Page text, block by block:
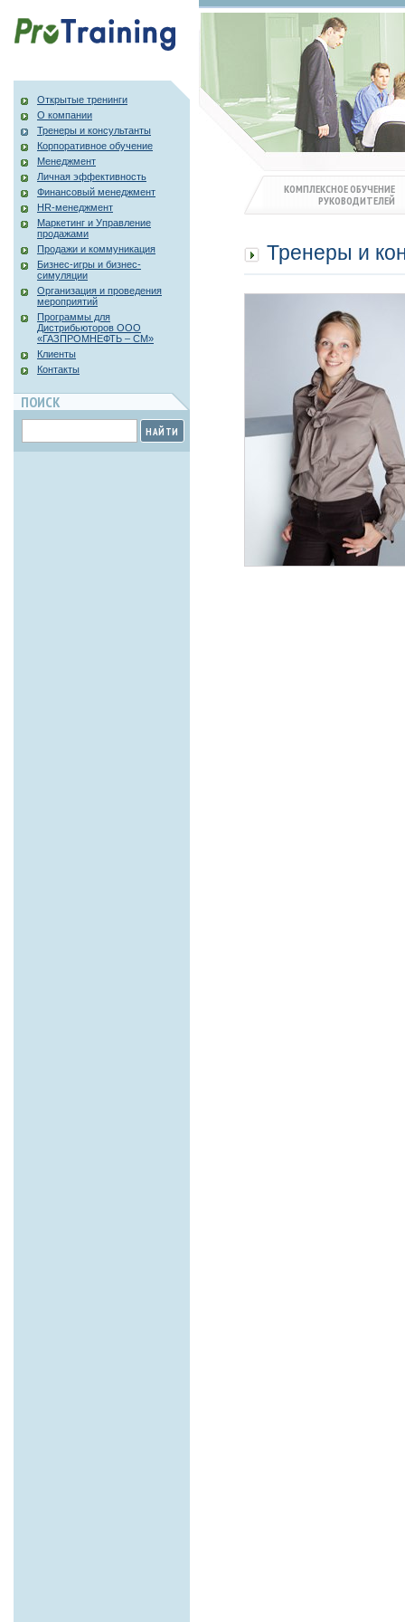
КОМПЛЕКСНОЕ ОБУЧЕНИЕ
РУКОВОДИТЕЛЕЙ
Открытые тренинги
О компании
Тренеры и консультанты
Корпоративное обучение
Менеджмент
Личная эффективность
Финансовый менеджмент
HR-менеджмент
Маркетинг и Управление
продажами
Продажи и коммуникация
Бизнес-игры и бизнес-
симуляции
Организация и проведения
мероприятий
Программы для
Дистрибьюторов ООО
«ГАЗПРОМНЕФТЬ – СМ»
Клиенты
Контакты
ПОИСК
НАЙТИ
Тренеры и